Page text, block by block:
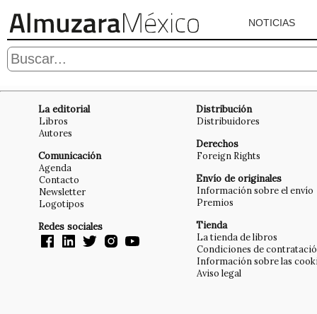
NOTICIAS
La editorial
Libros
Autores
Comunicación
Agenda
Contacto
Newsletter
Logotipos
Redes sociales
Distribución
Distribuidores
Derechos
Foreign Rights
Envío de originales
Información sobre el envío
Premios
Tienda
La tienda de libros
Condiciones de
Información sobre las
Aviso legal